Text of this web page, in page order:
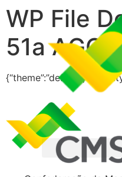
WP File
51a AGO